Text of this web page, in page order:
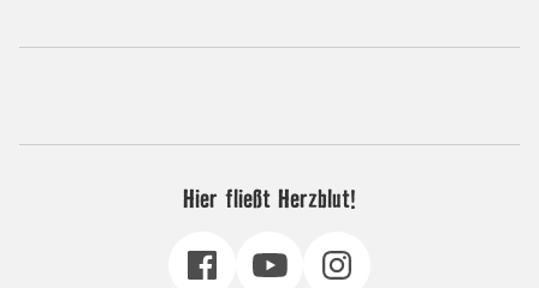
Hier fließt Herzblut!